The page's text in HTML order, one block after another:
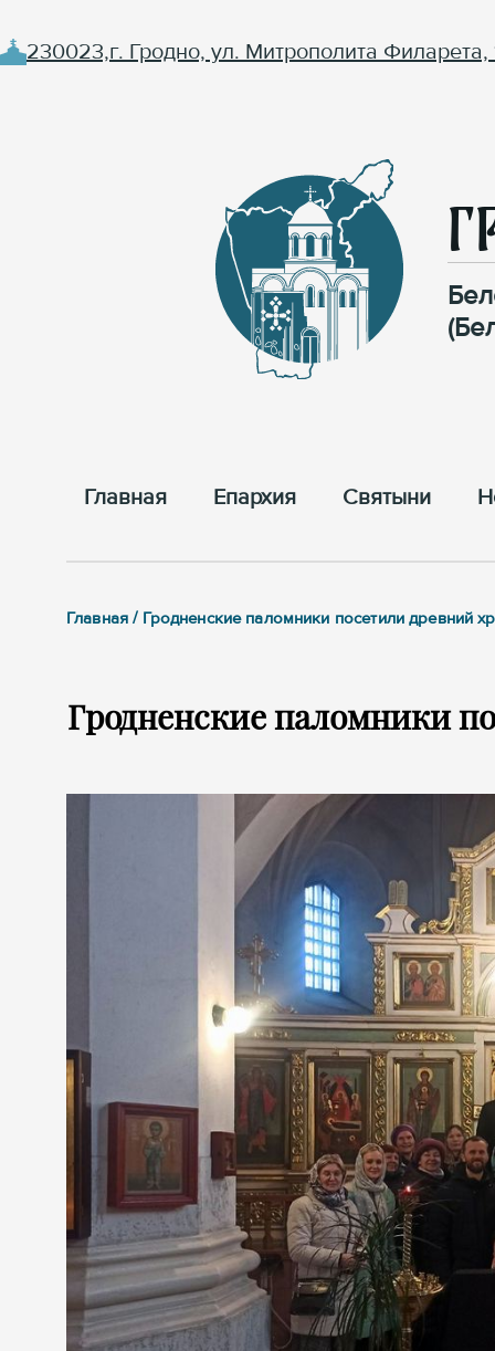
230023,г. Гродно, ул. Митрополита Филарета,
Главная Епархия Cвятыни
Главная / Гродненские паломники посетили древний
Гродненские паломники